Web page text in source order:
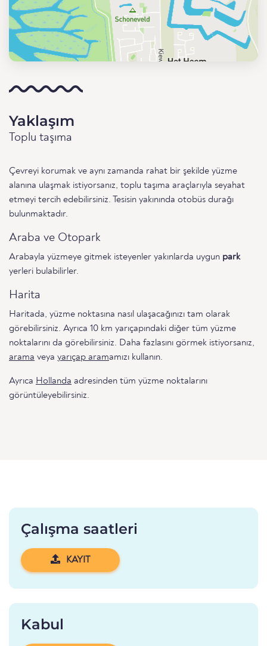
Yaklaşım
Toplu taşıma
Çevreyi korumak ve aynı zamanda rahat bir şekilde yüzme
alanına ulaşmak istiyorsanız, toplu taşıma araçlarıyla seyahat
etmeyi tercih edebilirsiniz. Tesisin yakınında otobüs durağı
bulunmaktadır.
Araba ve Otopark
Arabayla yüzmeye gitmek isteyenler yakınlarda uygun park
yerleri bulabilirler.
Harita
Haritada, yüzme noktasına nasıl ulaşacağınızı tam olarak
görebilirsiniz. Ayrıca 10 km yarıçapındaki diğer tüm yüzme
noktalarını da görebilirsiniz. Daha fazlasını görmek istiyorsanız,
arama veya yarıçap aramamızı kullanın.
Ayrıca Hollanda adresinden tüm yüzme noktalarını
görüntüleyebilirsiniz.
Çalışma saatleri
KAYIT
Kabul